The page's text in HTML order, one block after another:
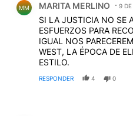
MM MARITA MERLINO 9 DE
SI LA JUSTICIA NO SE
ESFUERZOS PARA
IGUAL NOS
WEST, LA ÉPOCA DE
ESTILO.
RESPONDER 4 0